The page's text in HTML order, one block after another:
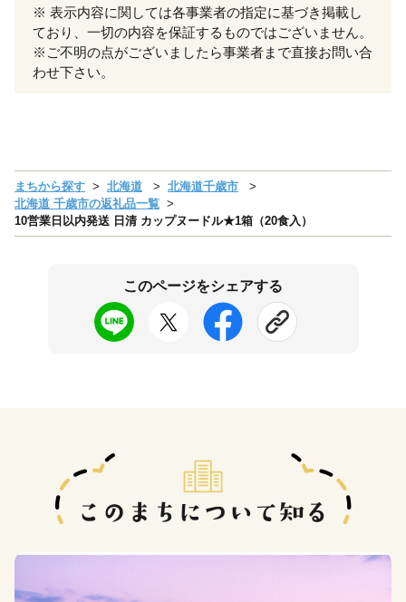
※ 表示内容に関しては各事業者の指定に基づき掲載し
ており、一切の内容を保証するものではございません。
※ご不明の点がございましたら事業者まで直接お問い合
わせ下さい。
まちから探す 北海道
北海道千歳市
北海道 千歳市の返礼品一覧
10営業日以内発送 日清 カップヌードル★1箱（20食入）
このページをシェアする